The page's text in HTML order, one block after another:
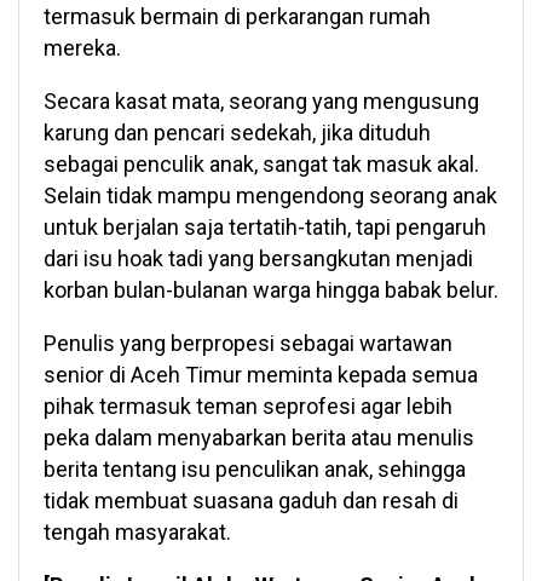
termasuk bermain di perkarangan rumah
mereka.
Secara kasat mata, seorang yang mengusung
karung dan pencari sedekah, jika dituduh
sebagai penculik anak, sangat tak masuk akal.
Selain tidak mampu mengendong seorang anak
untuk berjalan saja tertatih-tatih, tapi pengaruh
dari isu hoak tadi yang bersangkutan menjadi
korban bulan-bulanan warga hingga babak belur.
Penulis yang berpropesi sebagai wartawan
senior di Aceh Timur meminta kepada semua
pihak termasuk teman seprofesi agar lebih
peka dalam menyabarkan berita atau menulis
berita tentang isu penculikan anak, sehingga
tidak membuat suasana gaduh dan resah di
tengah masyarakat.